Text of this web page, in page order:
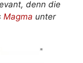
denn die
Magma unter